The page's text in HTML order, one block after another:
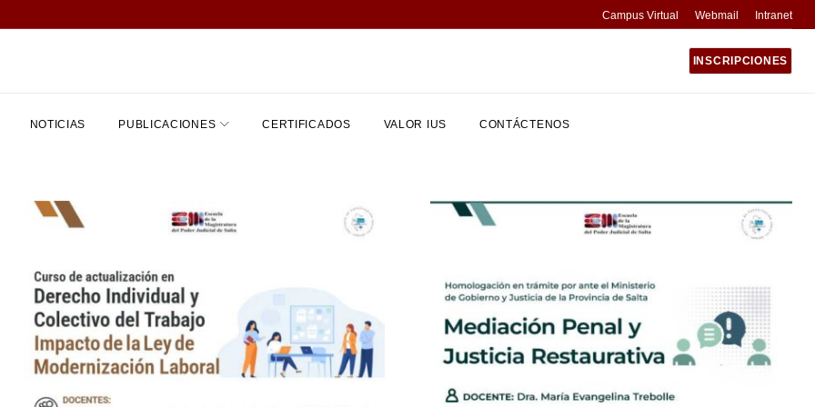
Campus Virtual Webmail Intranet
INSCRIPCIONES
NOTICIAS PUBLICACIONES CERTIFICADOS VALOR IUS CONTÁCTENOS